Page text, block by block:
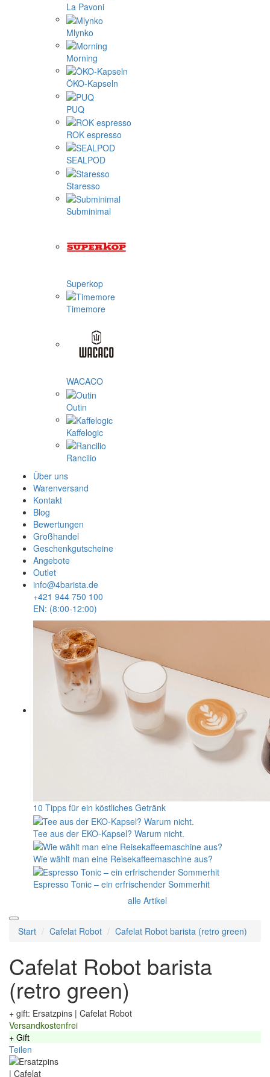
La Pavoni
Mlynko
Morning
ÖKO-Kapseln
PUQ
ROK espresso
SEALPOD
Staresso
Subminimal
Superkop
Timemore
WACACO
Outin
Kaffelogic
Rancilio
Über uns
Warenversand
Kontakt
Blog
Bewertungen
Großhandel
Geschenkgutscheine
Angebote
Outlet
info@4barista.de
+421 944 750 100
EN: (8:00-12:00)
10 Tipps für ein köstliches Getränk
Tee aus der EKO-Kapsel? Warum nicht.
Wie wählt man eine Reisekaffeemaschine aus?
Espresso Tonic – ein erfrischender Sommerhit
alle Artikel
Start Cafelat Robot Cafelat Robot barista (retro green)
Cafelat Robot barista
(retro green)
+ gift: Ersatzpins | Cafelat Robot
Versandkostenfrei
+ Gift
Teilen